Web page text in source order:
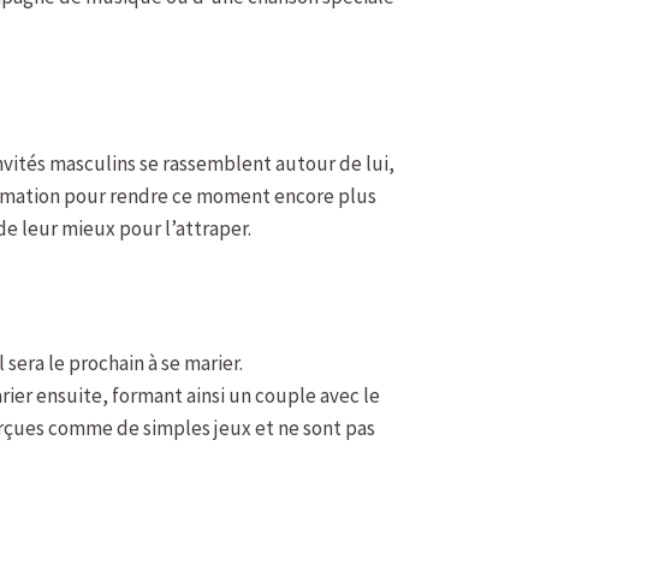
masculins se rassemblent autour de lui,
pour rendre ce moment encore plus
leur mieux pour l’attraper.
le prochain à se marier.
ensuite, formant ainsi un couple avec le
comme de simples jeux et ne sont pas